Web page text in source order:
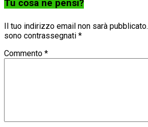
Tu cosa ne pensi?
Il tuo indirizzo email non sarà pubblicato.
sono contrassegnati *
Commento *